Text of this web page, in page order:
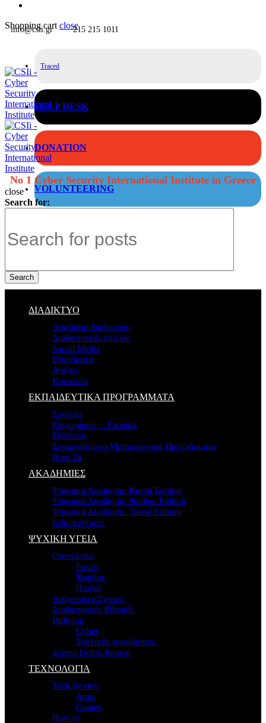
Shopping cart close
info@csii.gr 215 215 1011
Traced
HELP DESK
DONATION
VOLUNTEERING
No 1 Cyber Security International Institute in Greece
close
Search for:
Search
ΔΙΑΔΙΚΤΥΟ
Ασφάλεια διαδικτύου
Διαδικτυακές απειλές
Social Media
Εγκλήματα
Απάτες
Κοινωνία
ΕΚΠΑΙΔΕΥΤΙΚΑ ΠΡΟΓΡΑΜΜΑΤΑ
Σχολεία
Επιχειρήσεις – Εταιρίες
Σύλλογοι
Συνεργαζόμενα Μεταπτυχιακά Προγράμματα
How To
ΑΚΑΔΗΜΙΕΣ
Ψηφιακή Ακαδημία: Parent Edition
Ψηφιακή Ακαδημία: Student Edition
Ψηφιακή Ακαδημία: Travel Edition
Eshop ebooks
ΨΥΧΙΚΗ ΥΓΕΙΑ
Οικογένεια
Γονείς
Έφηβος
Παιδιά
Ανθρώπινες Σχέσεις
Διαδικτυακός Εθισμός
Bullying
Cyber
Σχολικός εκφοβισμός
Screen Detox Retreat
ΤΕΧΝΟΛΟΓΙΑ
Tech Review
Apps
Games
How to